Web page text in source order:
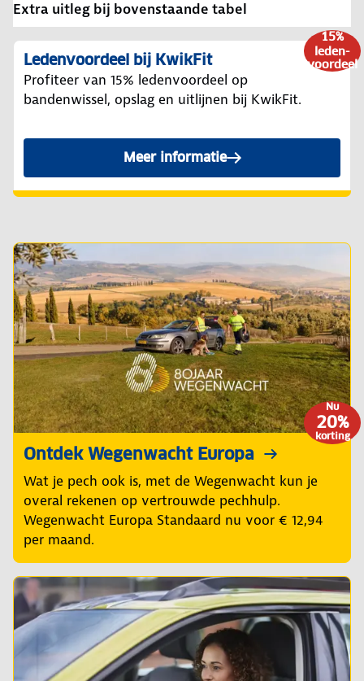
Extra uitleg bij bovenstaande tabel
15%
leden-
voordeel
Ledenvoordeel bij KwikFit
Profiteer van 15% ledenvoordeel op
bandenwissel, opslag en uitlijnen bij KwikFit.
Meer informatie
Nu
20%
korting
Ontdek Wegenwacht Europa
Wat je pech ook is, met de Wegenwacht kun je
overal rekenen op vertrouwde pechhulp.
Wegenwacht Europa Standaard nu voor € 12,94
per maand.